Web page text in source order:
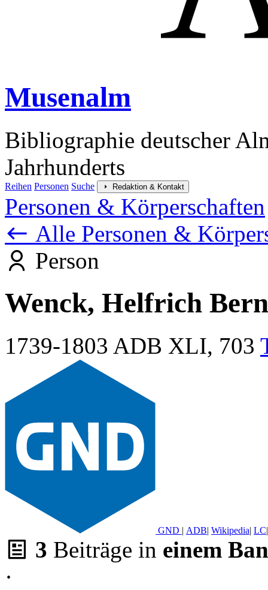
Musenalm
Bibliographie deutscher
Jahrhunderts
Reihen Personen Suche Redaktion & Kontakt
Personen & Körperschaften
Alle Personen &
Person
Wenck, Helfrich
1739-1803 ADB XLI, 703
GND | ADB| Wikipedia| LC|
3 Beiträge in einem
·